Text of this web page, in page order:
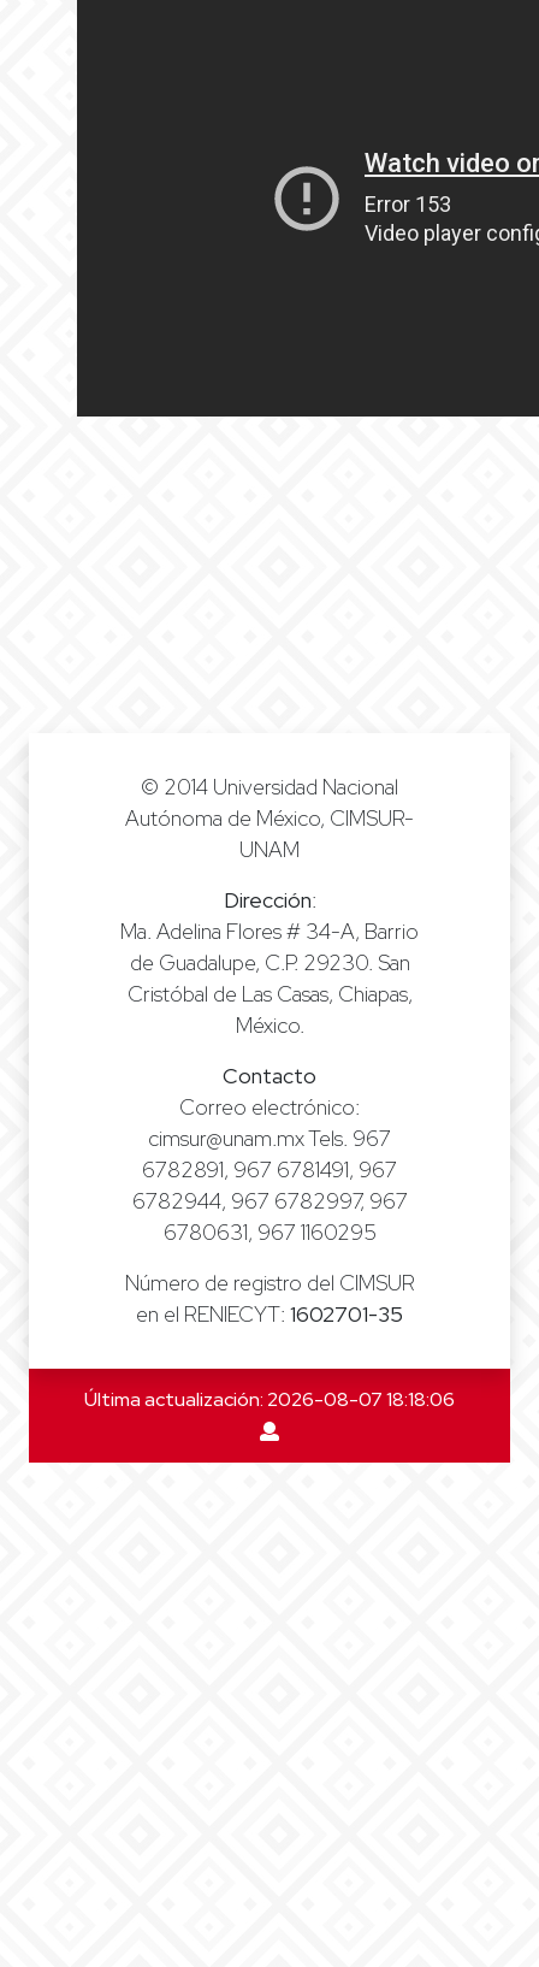
© 2014 Universidad Nacional
Autónoma de México, CIMSUR-
UNAM
Dirección:
Ma. Adelina Flores # 34-A, Barrio
de Guadalupe, C.P. 29230. San
Cristóbal de Las Casas, Chiapas,
México.
Contacto
Correo electrónico:
cimsur@unam.mx Tels. 967
6782891, 967 6781491, 967
6782944, 967 6782997, 967
6780631, 967 1160295
Número de registro del CIMSUR
en el RENIECYT: 1602701-35
Última actualización: 2026-08-07 18:18:06